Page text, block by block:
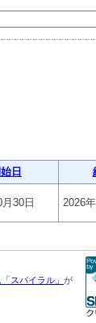
日
30日 2026
スパイラル」 が